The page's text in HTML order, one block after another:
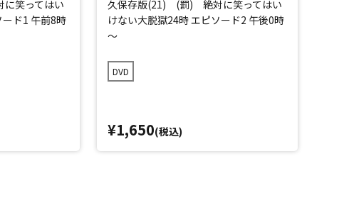
笑ってはい
ド1 午前8時
久保存版(21) (罰) 絶対に笑ってはい
けない大脱獄24時 エピソード2 午後0時
～
DVD
¥1,650(税込)